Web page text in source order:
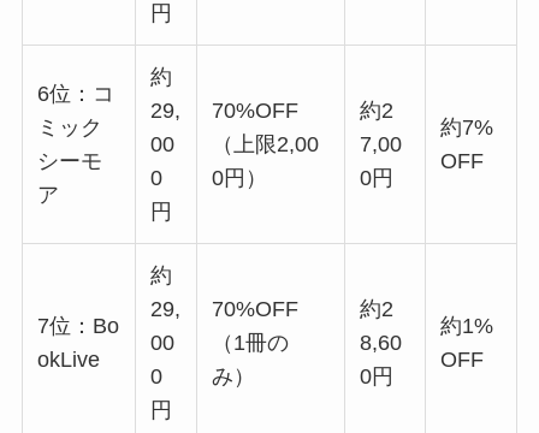
円
6位：コ
ミック
シーモ
ア
約
29,
00
0
円
70%OFF
（上限2,00
0円）
約2
7,00
0円
約7%
OFF
7位：Bo
okLive
約
29,
00
0
円
70%OFF
（1冊の
み）
約2
8,60
0円
約1%
OFF